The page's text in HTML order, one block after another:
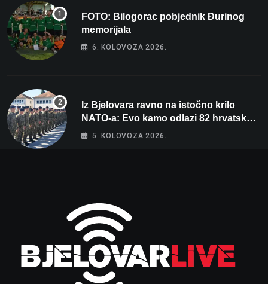
FOTO: Bilogorac pobjednik Đurinog
memorijala
6. KOLOVOZA 2026.
Iz Bjelovara ravno na istočno krilo
NATO-a: Evo kamo odlazi 82 hrvatska
vojnika i 6 vojnikinja
5. KOLOVOZA 2026.